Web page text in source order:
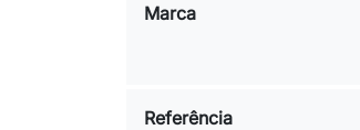
Marca
Referência